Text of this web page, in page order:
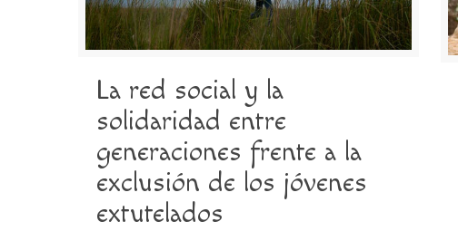
La red social y la
solidaridad entre
generaciones frente a la
exclusión de los jóvenes
extutelados